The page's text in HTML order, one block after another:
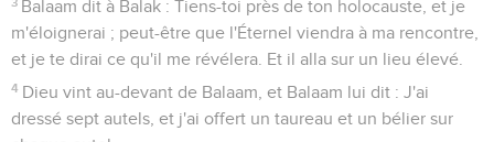
Balaam dit à Balak : Tiens-toi près de ton holocauste, et je
m'éloignerai ; peut-être que l'Éternel viendra à ma rencontre,
et je te dirai ce qu'il me révélera. Et il alla sur un lieu élevé.
4 Dieu vint au-devant de Balaam, et Balaam lui dit : J'ai
dressé sept autels, et j'ai offert un taureau et un bélier sur